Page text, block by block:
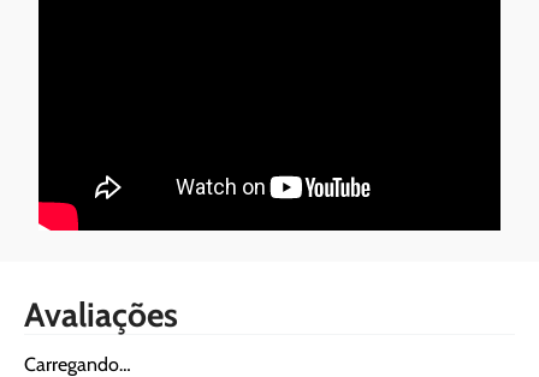
Avaliações
Carregando…